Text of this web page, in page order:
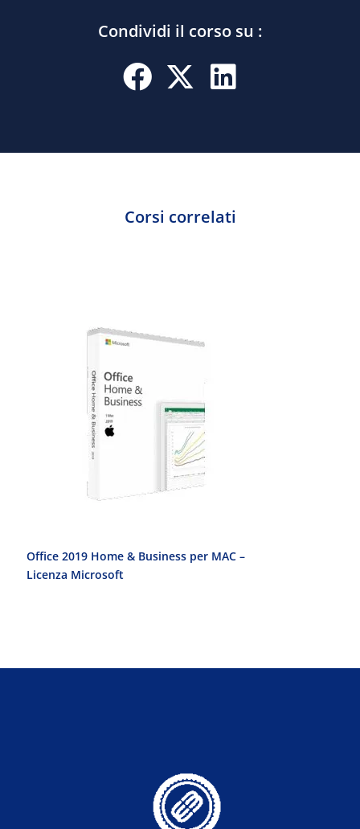
Condividi il corso su :
Corsi correlati
Office 2019 Home & Business per MAC –
Licenza Microsoft